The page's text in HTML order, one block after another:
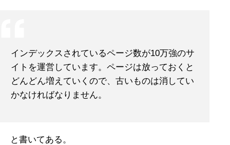
インデックスされているページ数が10万強のサ
イトを運営してい ます。ページは放っておくと
どんどん増えていくので、 古いものは消してい
かなければなりません。
と書いてある。